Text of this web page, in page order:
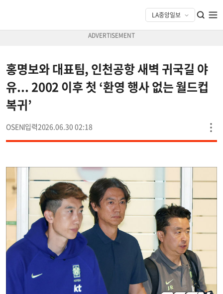
홍명보와 대표팀, 인천공항 새벽 귀국길 야
유... 2002 이후 첫 ‘환영 행사 없는 월드컵
복귀’
OSEN 2026.06.30 02:18